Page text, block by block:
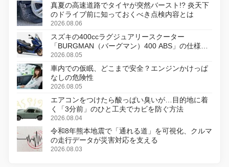
真夏の高速道路でタイヤが突然バースト!? 炎天下
のドライブ前に知っておくべき点検内容とは
2026.08.06
スズキの400ccラグジュアリースクーター
「BURGMAN（バーグマン）400 ABS」の仕様を
変更し、8月18日に発売
2026.08.05
車内での仮眠、どこまで安全？エンジンかけっぱ
なしの危険性
2026.08.05
エアコンをつけたら酸っぱい臭いが…目的地に着
く「3分前」のひと工夫でカビを防ぐ方法
2026.08.04
令和8年熊本地震で「通れる道」を可視化、クルマ
の走行データが災害対応を支える
2026.08.03